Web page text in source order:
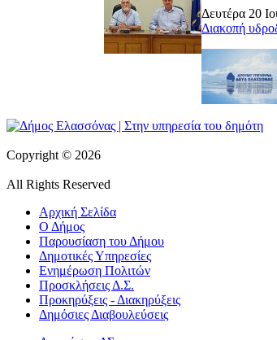
Δευτέρα 20
Διακοπή
Copyright © 2026
All Rights Reserved
Αρχική Σελίδα
Ο Δήμος
Παρουσίαση του Δήμου
Δημοτικές Υπηρεσίες
Ενημέρωση Πολιτών
Προσκλήσεις Δ.Σ.
Προκηρύξεις - Διακηρύξεις
Δημόσιες Διαβουλεύσεις